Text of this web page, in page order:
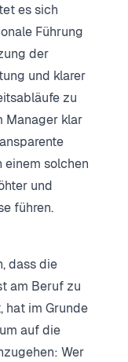
es sich
Führung
der
und klarer
zu
Manager klar
einem solchen
und
führen.
dass die
am Beruf zu
hat im Grunde
auf die
Wer